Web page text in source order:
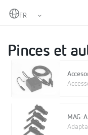
Home
Pinces et
MAG-